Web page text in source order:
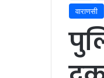
वाराणसी